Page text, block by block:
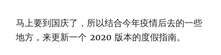
马上要到国庆了，所以结合今年疫情后去的一些
地方，来更新一个 2020 版本的度假指南。